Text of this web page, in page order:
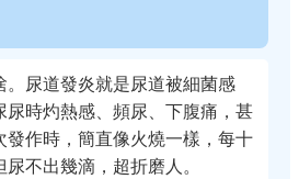
。尿道發炎就是尿道被細菌感
尿時灼熱感、頻尿、下腹痛，甚
發作時，簡直像火燒一樣，每十
不出幾滴，超折磨人。